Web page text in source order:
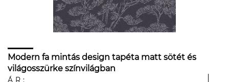
Modern fa mintás design tapéta matt sötét és
világosszürke színvilágban
ÁR: